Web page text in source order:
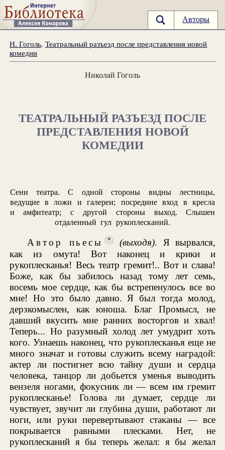
Авторы
Н. Гоголь.Театральный разъезд после представления новой
комедии
Николай Гоголь
ТЕАТРАЛЬНЫЙ РАЗЪЕЗД ПОСЛЕ
ПРЕДСТАВЛЕНИЯ НОВОЙ
КОМЕДИИ
Сени театра. С одной стороны видны лестницы,
ведущие в ложи и галереи; посредине вход в кресла
и амфитеатр; с другой стороны выход. Слышен
отдаленный гул рукоплесканий.
Автор пьесы * (выходя). Я вырвался,
как из омута! Вот наконец и крики и
рукоплесканья! Весь театр гремит!.. Вот и слава!
Боже, как бы забилось назад тому лет семь,
восемь мое сердце, как бы встрепенулось все во
мне! Но это было давно. Я был тогда молод,
дерзкомыслен, как юноша. Благ Промысл, не
давший вкусить мне ранних восторгов и хвал!
Теперь... Но разумный холод лет умудрит хоть
кого. Узнаешь наконец, что рукоплесканья еще не
много значат и готовы служить всему наградой:
актер ли постигнет всю тайну души и сердца
человека, танцор ли добьется уменья выводить
вензеля ногами, фокусник ли — всем им гремит
рукоплесканье! Голова ли думает, сердце ли
чувствует, звучит ли глубина души, работают ли
ноги, или руки перевертывают стаканы — все
покрывается равными плесками. Нет, не
рукоплесканий я бы теперь желал: я бы желал